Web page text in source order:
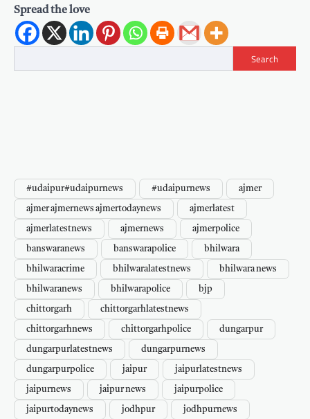
Spread the love
Search
#udaipur#udaipurnews #udaipurnews ajmer
ajmer ajmernews ajmertodaynews ajmerlatest
ajmerlatestnews ajmernews ajmerpolice
banswaranews banswarapolice bhilwara
bhilwaracrime bhilwaralatestnews bhilwara news
bhilwaranews bhilwarapolice bjp
chittorgarh chittorgarhlatestnews
chittorgarhnews chittorgarhpolice dungarpur
dungarpurlatestnews dungarpurnews
dungarpurpolice jaipur jaipurlatestnews
jaipurnews jaipur news jaipurpolice
jaipurtodaynews jodhpur jodhpurnews